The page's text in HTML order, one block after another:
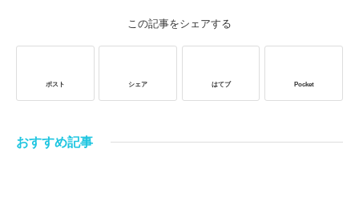
この記事をシェアする
ポスト シェア はてブ Pocket
おすすめ記事